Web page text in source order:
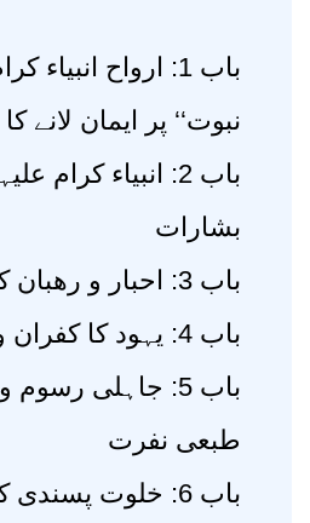
باب 1: ارواح انبیاء
نبوت‘‘ پر ایمان لانے
باب 2: انبیاء کرام
بشارات
باب 3: احبار و رھبان کی کی بشارات
باب 4: یہود کا کفران و عدوان
باب 5: جاہلی
طبعی نفرت
باب 6: خلوت پسندی کا غلبہ